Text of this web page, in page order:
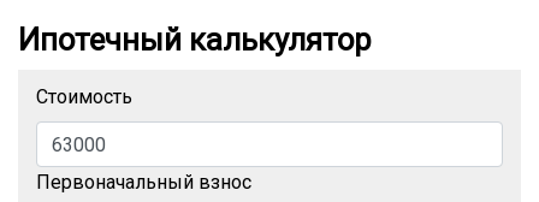
Ипотечный калькулятор
Стоимость
Первоначальный взнос